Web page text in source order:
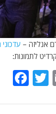
אנליזה –
לתמונות:
E
T